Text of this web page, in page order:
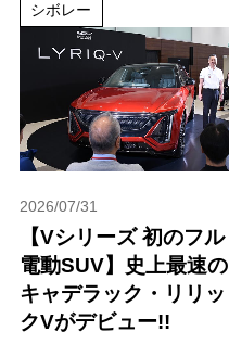
シボレー
2026/07/31
【Vシリーズ 初のフル
電動SUV】史上最速の
キャデラック・リリッ
クVがデビュー!!